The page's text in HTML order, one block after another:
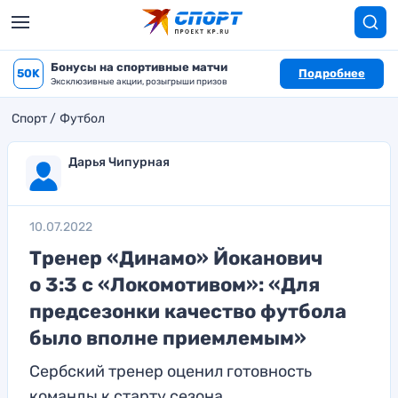
50K Бонусы на спортивные матчи
Эксклюзивные акции, розыгрыши призов
Подробнее
Спорт Футбол
Дарья Чипурная
10.07.2022
Тренер «Динамо» Йоканович
о 3:3 с «Локомотивом»: «Для
предсезонки качество футбола
было вполне приемлемым»
Сербский тренер оценил готовность